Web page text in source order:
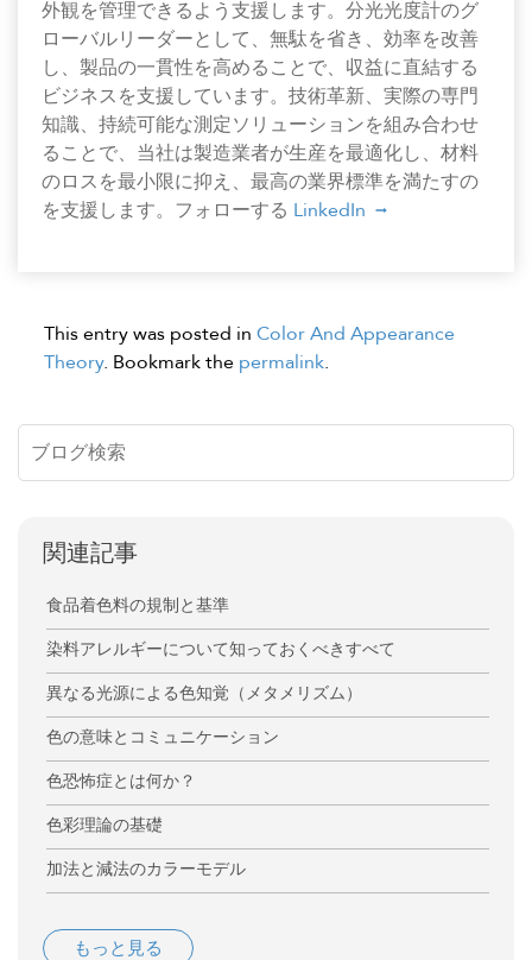
外観を管理できるよう支援します。分光光度計のグ
ローバルリーダーとして、無駄を省き、効率を改善
し、製品の一貫性を高めることで、収益に直結する
ビジネスを支援しています。技術革新、実際の専門
知識、持続可能な測定ソリューションを組み合わせ
ることで、当社は製造業者が生産を最適化し、材料
のロスを最小限に抑え、最高の業界標準を満たすの
を支援します。フォローする LinkedIn
This entry was posted in Color And Appearance
Theory. Bookmark the permalink.
関連記事
食品着色料の規制と基準
染料アレルギーについて知っておくべきすべて
異なる光源による色知覚（メタメリズム）
色の意味とコミュニケーション
色恐怖症とは何か？
色彩理論の基礎
加法と減法のカラーモデル
もっと見る